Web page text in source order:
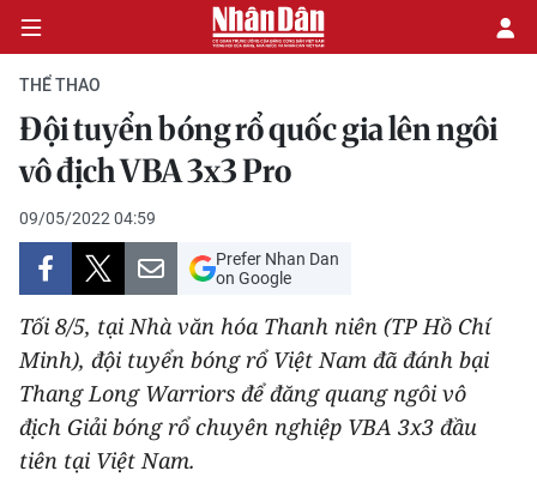
CHÍNH TRỊ
KINH TẾ
VĂN HÓA
XÃ HỘI
PHÁP LUẬT
DU LỊCH
THỂ THAO
Đội tuyển bóng rổ quốc gia lên ngôi
vô địch VBA 3x3 Pro
09/05/2022 04:59
Prefer Nhan Dan
on Google
Tối 8/5, tại Nhà văn hóa Thanh niên (TP Hồ Chí
Minh), đội tuyển bóng rổ Việt Nam đã đánh bại
Thang Long Warriors để đăng quang ngôi vô
địch Giải bóng rổ chuyên nghiệp VBA 3x3 đầu
tiên tại Việt Nam.